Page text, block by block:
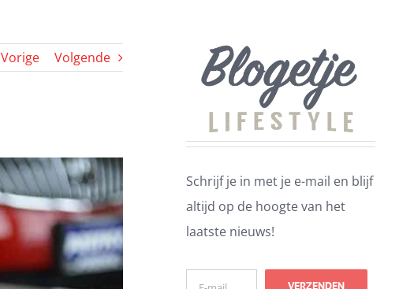
Vorige Volgende
Schrijf je in met je e-mail en blijf
altijd op de hoogte van het
laatste nieuws!